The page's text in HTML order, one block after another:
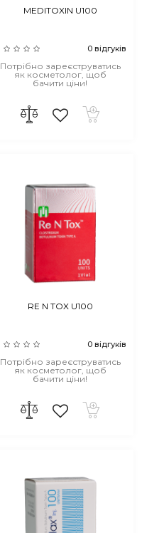
MEDITOXIN U100
0 відгуків
Потрібно зареєструватись
як косметолог, щоб
бачити ціни!
RE N TOX U100
0 відгуків
Потрібно зареєструватись
як косметолог, щоб
бачити ціни!